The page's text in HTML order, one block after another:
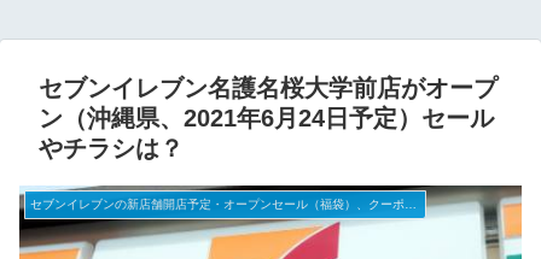
セブンイレブン名護名桜大学前店がオープ
ン（沖縄県、2021年6月24日予定）セール
やチラシは？